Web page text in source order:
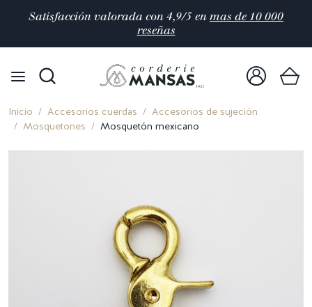
Satisfacción valorada con 4,9/5 en mas de 10 000
reseñas
Inicio Accesorios cuerdas
Accesorios de sujeción
Mosquetones
Mosquetón mexicano